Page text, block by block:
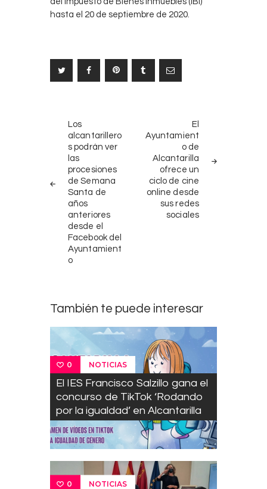
hasta el 20 de septiembre de 2020.
de
entradas
ANTERIORES
Los
alcantarillero
s podrán ver
las
procesiones
de Semana
Santa de
años
anteriores
desde el
Facebook del
Ayuntamient
o
El
Ayuntamient
o de
Alcantarilla
ofrece un
ciclo de cine
online desde
sus redes
sociales
También te puede interesar
0 NOTICIAS
El IES Francisco Salzillo gana el
concurso de TikTok ‘Rodando
por la igualdad’ en Alcantarilla
0 NOTICIAS